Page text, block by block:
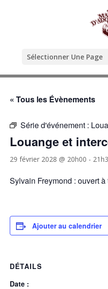
Sélectionner Une Page
« Tous les Évènements
Série d'événement :
Louange et
29 février 2028 @ 20h00 -
Sylvain Freymond : ouvert à
Ajouter au calendrier
DÉTAILS
Date :